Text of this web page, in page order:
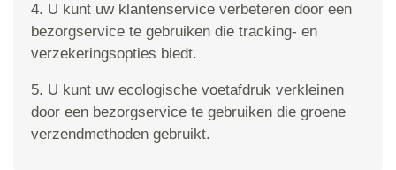
4. U kunt uw klantenservice verbeteren door een
bezorgservice te gebruiken die tracking- en
verzekeringsopties biedt.
5. U kunt uw ecologische voetafdruk verkleinen
door een bezorgservice te gebruiken die groene
verzendmethoden gebruikt.